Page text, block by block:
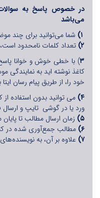
در خصوص پاسخ به سوالات
می‌باشد
۱) شما می‌توانید برای چند
۲) تعداد کلمات نامحدود
۳) با خطی خوش و خوانا
کاغذ نوشته اید به نمایندگی
خود را، از طریق پیام رسان
۴) می توانید بدون استفاده
ورد یا در گوشی تایپ و ارسال
۵) زمان ارسال مطالب تا پایان مهر ماه
۶) مطالب جمع‌آوری شده در کتاب «آفرینش
۷) علاوه بر آن، به